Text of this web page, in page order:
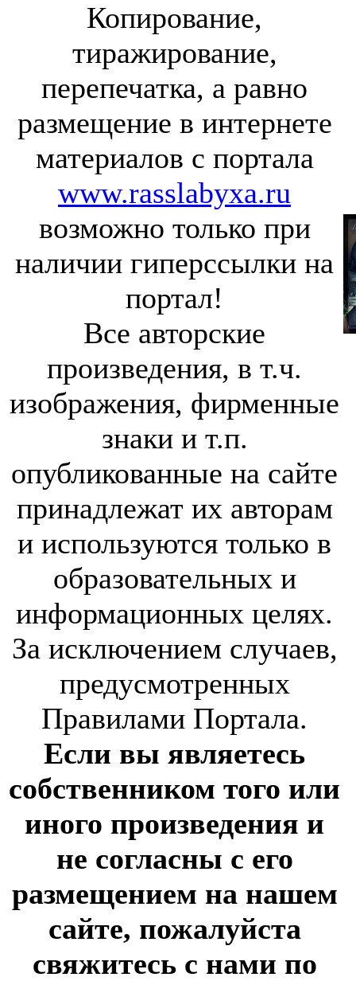
Копирование,
тиражирование,
перепечатка, а равно
размещение в интернете
материалов с портала
www.rasslabyxa.ru
возможно только при
наличии гиперссылки на
портал!
Все авторские
произведения, в т.ч.
изображения, фирменные
знаки и т.п.
опубликованные на сайте
принадлежат их авторам
и используются только в
образовательных и
информационных целях.
За исключением случаев,
предусмотренных
Правилами Портала.
Если вы являетесь
собственником того или
иного произведения и
не согласны с его
размещением на нашем
сайте, пожалуйста
свяжитесь с нами по